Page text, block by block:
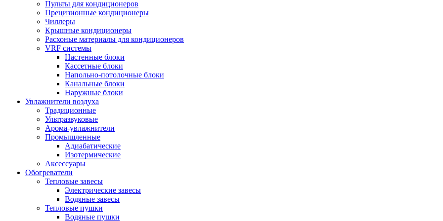
Пульты для кондиционеров
Прецизионные кондиционеры
Чиллеры
Крышные кондиционеры
Расхоные материалы для кондиционеров
VRF системы
Настенные блоки
Кассетные блоки
Напольно-потолочные блоки
Канальные блоки
Наружные блоки
Увлажнители воздуха
Традиционные
Ультразвуковые
Арома-увлажнители
Промышленныe
Адиабатические
Изотермические
Аксессуары
Обогреватели
Тепловые завесы
Электрические завесы
Водяные завесы
Тепловые пушки
Водяные пушки